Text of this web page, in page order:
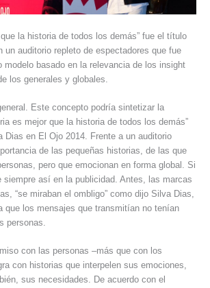
la historia de todos los demás” fue el título
un auditorio repleto de espectadores que fue
modelo basado en la relevancia de los insight
los generales y globales.
Este concepto podría sintetizar la
es mejor que la historia de todos los demás”
Dias en El Ojo 2014. Frente a un auditorio
de las pequeñas historias, de las que
pero que emocionan en forma global. Si
siempre así en la publicidad. Antes, las marcas
“se miraban el ombligo” como dijo Silva Dias,
que los mensajes que transmitían no tenían
personas.
con las personas –más que con los
con historias que interpelen sus emociones,
sus necesidades. De acuerdo con el